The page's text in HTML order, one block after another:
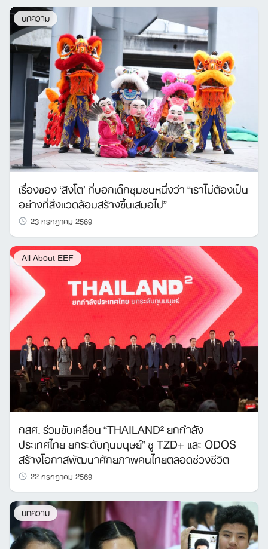
บทความ
เรื่องของ ‘สิงโต’ ที่บอกเด็กชุมชนหนึ่งว่า “เราไม่ต้องเป็น
อย่างที่สิ่งแวดล้อมสร้างขึ้นเสมอไป”
23 กรกฎาคม 2569
All About EEF
กสศ. ร่วมขับเคลื่อน “THAILAND² ยกกำลัง
ประเทศไทย ยกระดับทุนมนุษย์” ชู TZD+ และ ODOS
สร้างโอกาสพัฒนาศักยภาพคนไทยตลอดช่วงชีวิต
22 กรกฎาคม 2569
บทความ